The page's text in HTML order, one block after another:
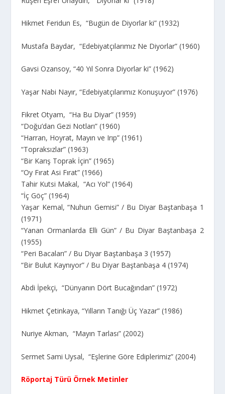
Hikmet Feridun Es, “Bugün de Diyorlar ki” (1932)
Mustafa Baydar, “Edebiyatçılarımız Ne Diyorlar” (1960)
Gavsi Ozansoy, “40 Yıl Sonra Diyorlar ki” (1962)
Yaşar Nabi Nayır, “Edebiyatçılarımız Konuşuyor” (1976)
Fikret Otyam, “Ha Bu Diyar” (1959)
“Doğu’dan Gezi Notları” (1960)
“Harran, Hoyrat, Mayın ve Irıp” (1961)
“Topraksızlar” (1963)
“Bir Karış Toprak İçin” (1965)
“Oy Fırat Asi Fırat” (1966)
Tahir Kutsi Makal, “Acı Yol” (1964)
“İç Göç” (1964)
Yaşar Kemal, “Nuhun Gemisi” / Bu Diyar Baştanbaşa 1
(1971)
“Yanan Ormanlarda Elli Gün” / Bu Diyar Baştanbaşa 2
(1955)
“Peri Bacaları” / Bu Diyar Baştanbaşa 3 (1957)
“Bir Bulut Kaynıyor” / Bu Diyar Baştanbaşa 4 (1974)
Abdi İpekçi, “Dünyanın Dört Bucağından” (1972)
Hikmet Çetinkaya, “Yılların Tanığı Üç Yazar” (1986)
Nuriye Akman, “Mayın Tarlası” (2002)
Sermet Sami Uysal, “Eşlerine Göre Ediplerimiz” (2004)
Röportaj Türü Örnek Metinler